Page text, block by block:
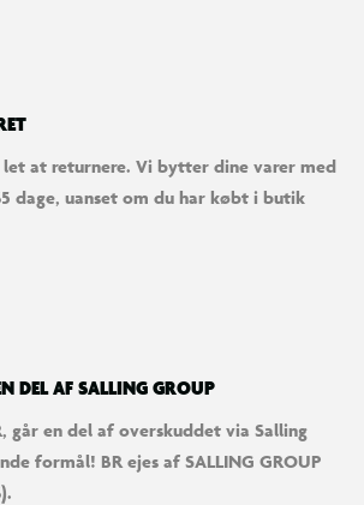
let at returnere. Vi bytter dine varer med
dage, uanset om du har købt i butik
DEL AF SALLING GROUP
går en del af overskuddet via Salling
formål! BR ejes af SALLING GROUP